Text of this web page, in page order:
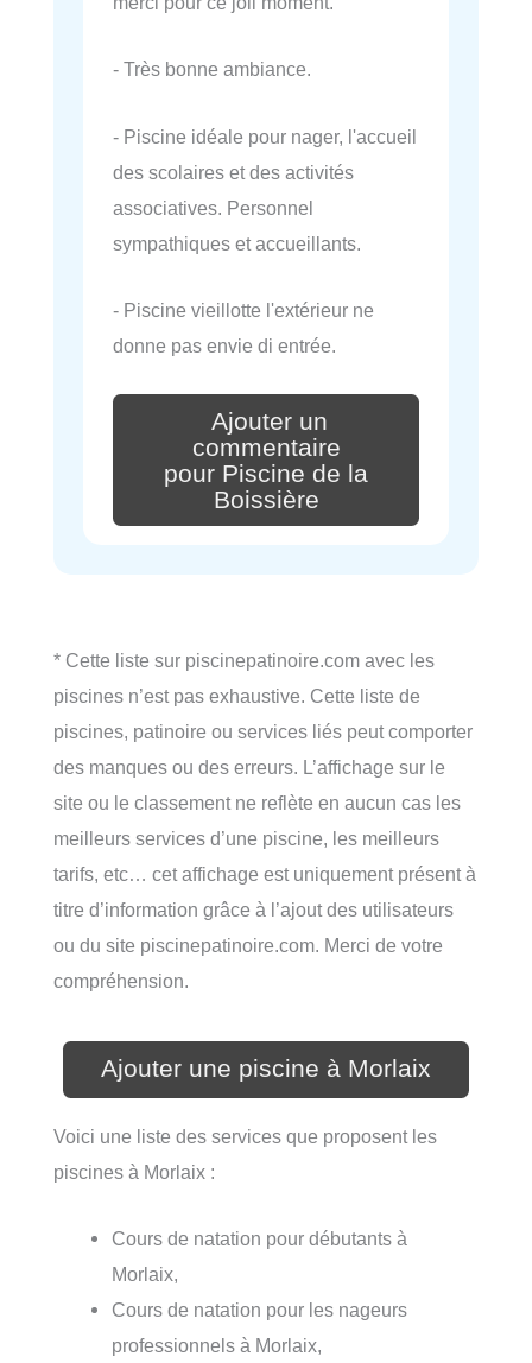
- Très bonne ambiance.
- Piscine idéale pour nager, l'accueil
des scolaires et des activités
associatives. Personnel
sympathiques et accueillants.
- Piscine vieillotte l'extérieur ne
donne pas envie di entrée.
Ajouter un
commentaire
pour Piscine de la
Boissière
* Cette liste sur piscinepatinoire.com avec les
piscines n’est pas exhaustive. Cette liste de
piscines, patinoire ou services liés peut comporter
des manques ou des erreurs. L’affichage sur le
site ou le classement ne reflète en aucun cas les
meilleurs services d’une piscine, les meilleurs
tarifs, etc… cet affichage est uniquement présent à
titre d’information grâce à l’ajout des utilisateurs
ou du site piscinepatinoire.com. Merci de votre
compréhension.
Ajouter une piscine à Morlaix
Voici une liste des services que proposent les
piscines à Morlaix :
Cours de natation pour débutants à
Morlaix,
Cours de natation pour les nageurs
professionnels à Morlaix,